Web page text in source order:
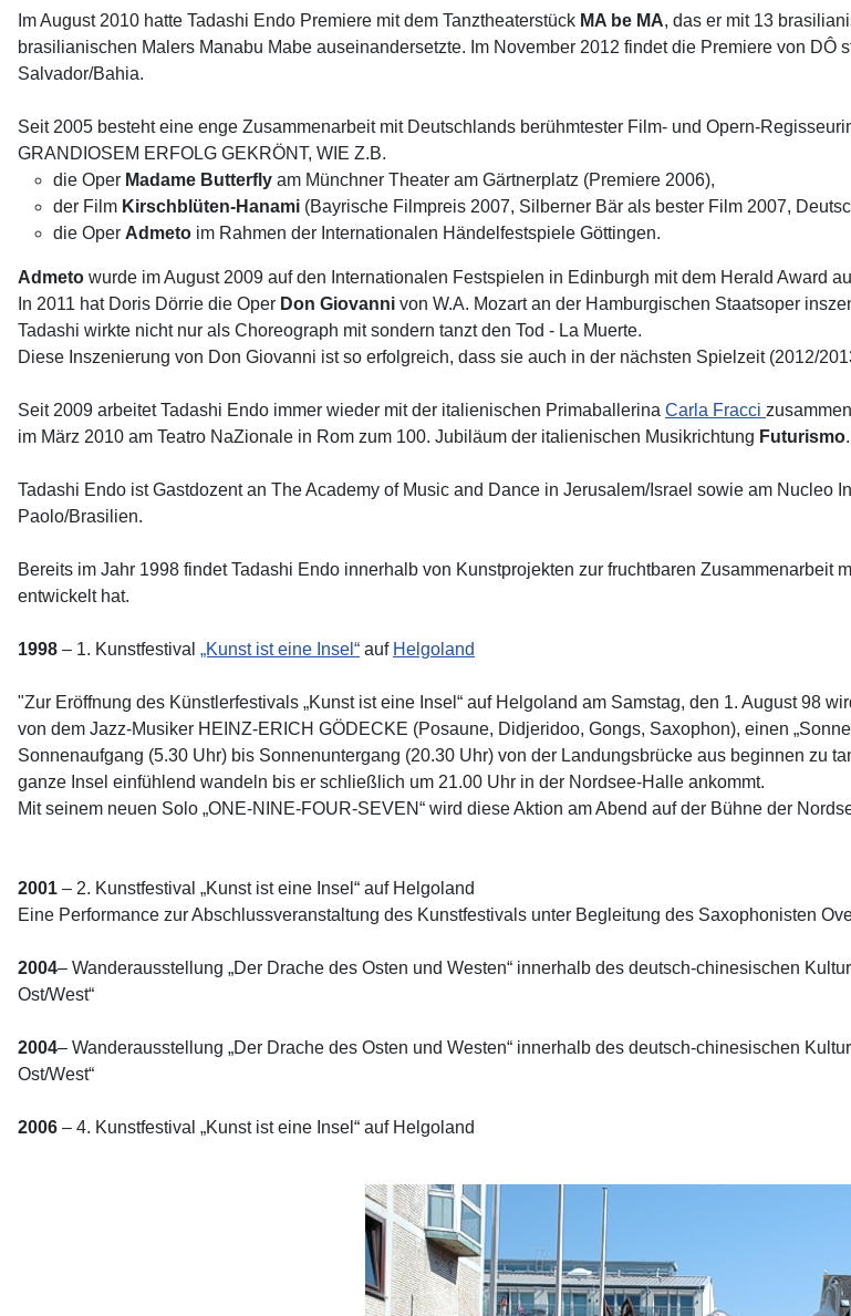
Im August 2010 hatte Tadashi Endo Premiere mit dem Tanztheaterstück MA be MA, das er mit 13
brasilianischen Malers Manabu Mabe auseinandersetzte. Im November 2012 findet die Premiere von DÔ
Salvador/Bahia.
Seit 2005 besteht eine enge Zusammenarbeit mit Deutschlands berühmtester Film- und Opern-
GRANDIOSEM ERFOLG GEKRÖNT, WIE Z.B.
die Oper Madame Butterfly am Münchner Theater am Gärtnerplatz (Premiere 2006),
der Film Kirschblüten-Hanami (Bayrische Filmpreis 2007, Silberner Bär als bester Film 2007,
die Oper Admeto im Rahmen der Internationalen Händelfestspiele Göttingen.
Admeto wurde im August 2009 auf den Internationalen Festspielen in Edinburgh mit dem Herald Award
In 2011 hat Doris Dörrie die Oper Don Giovanni von W.A. Mozart an der Hamburgischen Staatsoper
Tadashi wirkte nicht nur als Choreograph mit sondern tanzt den Tod - La Muerte.
Diese Inszenierung von Don Giovanni ist so erfolgreich, dass sie auch in der nächsten Spielzeit (2012/
Seit 2009 arbeitet Tadashi Endo immer wieder mit der italienischen Primaballerina Carla Fracci
im März 2010 am Teatro NaZionale in Rom zum 100. Jubiläum der italienischen Musikrichtung Futurismo.
Tadashi Endo ist Gastdozent an The Academy of Music and Dance in Jerusalem/Israel sowie am
Paolo/Brasilien.
Bereits im Jahr 1998 findet Tadashi Endo innerhalb von Kunstprojekten zur fruchtbaren
entwickelt hat.
1998 – 1. Kunstfestival „Kunst ist eine Insel“ auf Helgoland
"Zur Eröffnung des Künstlerfestivals „Kunst ist eine Insel“ auf Helgoland am Samstag, den 1. August 98
von dem Jazz-Musiker HEINZ-ERICH GÖDECKE (Posaune, Didjeridoo, Gongs, Saxophon), einen
Sonnenaufgang (5.30 Uhr) bis Sonnenuntergang (20.30 Uhr) von der Landungsbrücke aus beginnen zu
ganze Insel einfühlend wandeln bis er schließlich um 21.00 Uhr in der Nordsee-Halle ankommt.
Mit seinem neuen Solo „ONE-NINE-FOUR-SEVEN“ wird diese Aktion am Abend auf der Bühne der
2001 – 2. Kunstfestival „Kunst ist eine Insel“ auf Helgoland
Eine Performance zur Abschlussveranstaltung des Kunstfestivals unter Begleitung des Saxophonisten
2004– Wanderausstellung „Der Drache des Osten und Westen“ innerhalb des deutsch-chinesischen
Ost/West“
2004– Wanderausstellung „Der Drache des Osten und Westen“ innerhalb des deutsch-chinesischen
Ost/West“
2006 – 4. Kunstfestival „Kunst ist eine Insel“ auf Helgoland